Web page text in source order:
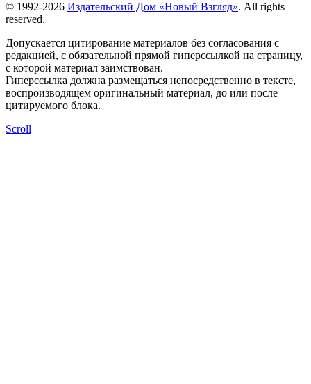
© 1992-2026 Издательский Дом «Новый Взгляд». All rights
reserved.
Допускается цитирование материалов без согласования с
редакцией, с обязательной прямой гиперссылкой на страницу,
с которой материал заимствован.
Гиперссылка должна размещаться непосредственно в тексте,
воспроизводящем оригинальный материал, до или после
цитируемого блока.
Scroll